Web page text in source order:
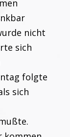
nicht
sich
folgte
sich